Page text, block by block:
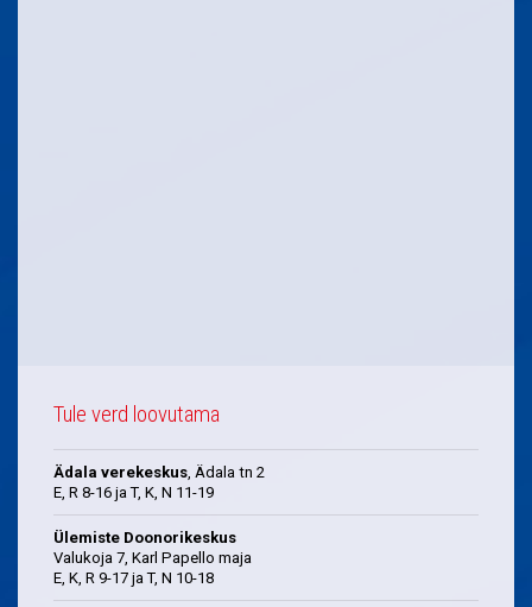
Tule verd loovutama
Ädala verekeskus, Ädala tn 2
E, R 8-16 ja T, K, N 11-19
Ülemiste Doonorikeskus
Valukoja 7, Karl Papello maja
E, K, R 9-17 ja T, N 10-18